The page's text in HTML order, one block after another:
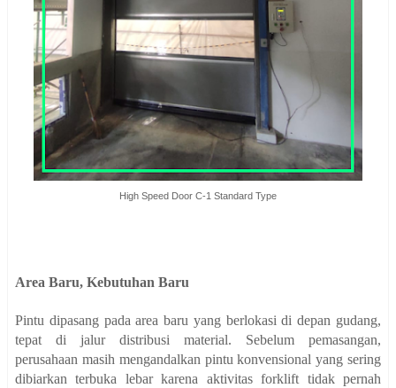
High Speed Door C-1 Standard Type
Area Baru, Kebutuhan Baru
Pintu dipasang pada area baru yang berlokasi di depan gudang,
tepat di jalur distribusi material. Sebelum pemasangan,
perusahaan masih mengandalkan pintu konvensional yang sering
dibiarkan terbuka lebar karena aktivitas forklift tidak pernah